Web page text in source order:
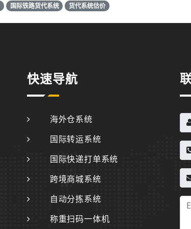
国际铁路货代系统 货代系统估价
快速导航
海外仓系统
国际转运系统
国际快递打单系统
跨境商城系统
自动分拣系统
称重扫码一体机